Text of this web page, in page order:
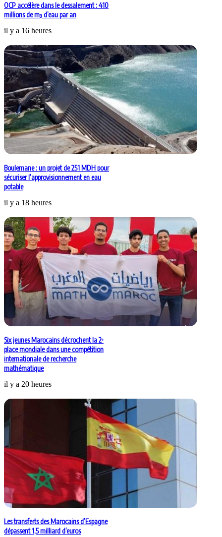
OCP accélère dans le dessalement : 410
millions de m³ d’eau par an
il y a 16 heures
Boulemane : un projet de 251 MDH pour
sécuriser l’approvisionnement en eau
potable
il y a 18 heures
Six jeunes Marocains décrochent la 2ᵉ
place mondiale dans une compétition
internationale de recherche
mathématique
il y a 20 heures
Les transferts des Marocains d’Espagne
dépassent 1,5 milliard d’euros